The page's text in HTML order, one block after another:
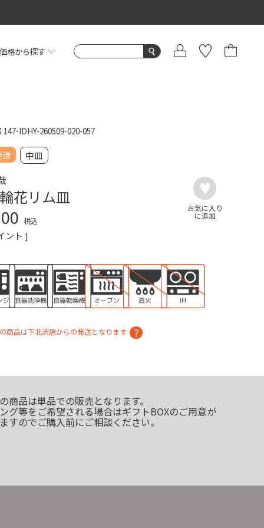
価格から探す
147-IDHY-260509-020-057
送 中皿
花リム皿
税込
ント ]
商品は下北沢店からの発送となります
商品は単品での販売となります。
グ等をご希望される場合はギフトBOXのご用意が
すのでご購入前にご相談ください。